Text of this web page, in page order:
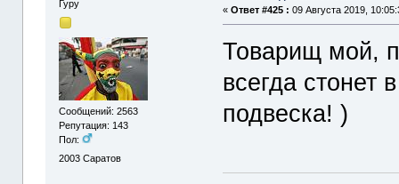
Гуру
Сообщений: 2563
Репутация: 143
Пол:
2003 Саратов
«Ответ #425 : 09 Августа 2019,
Товарищ мой,
всегда стонет
подвеска! )